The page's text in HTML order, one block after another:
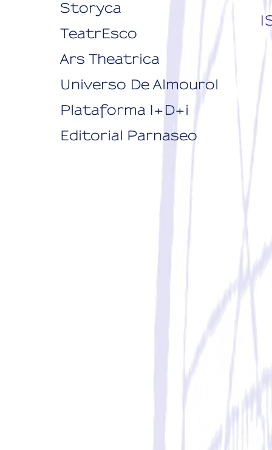
Storyca
TeatrEsco
Ars Theatrica
Universo De Almourol
Plataforma I+D+i
Editorial Parnaseo